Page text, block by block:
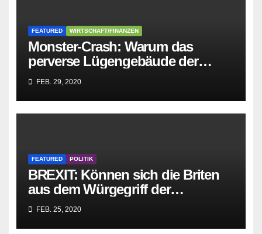
FEATURED WIRTSCHAFT/FINANZEN
Monster-Crash: Warum das
perverse Lügengebäude der
Sozialisten in sich
zusammenbricht!
FEB. 29, 2020
FEATURED POLITIK
BREXIT: Können sich die Briten
aus dem Würgegriff der
parasitären EU-Mafia befreien?
FEB. 25, 2020